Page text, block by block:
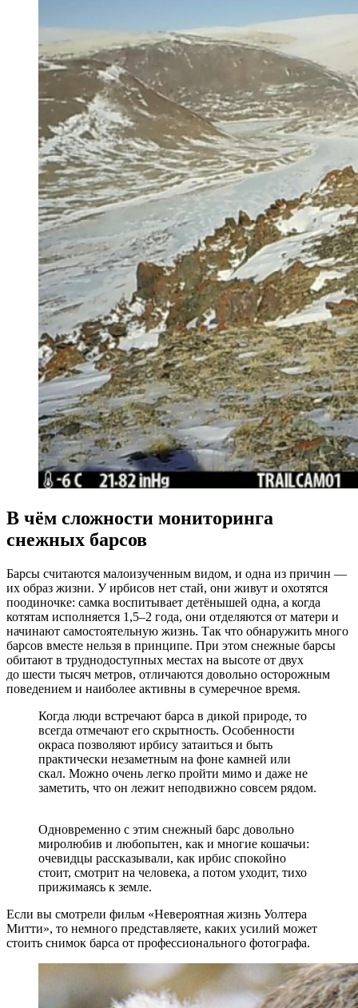
В чём сложности мониторинга
снежных барсов
Барсы считаются малоизученным видом, и одна из причин —
их образ жизни. У ирбисов нет стай, они живут и охотятся
поодиночке: самка воспитывает детёнышей одна, а когда
котятам исполняется 1,5–2 года, они отделяются от матери и
начинают самостоятельную жизнь. Так что обнаружить много
барсов вместе нельзя в принципе. При этом снежные барсы
обитают в труднодоступных местах на высоте от двух
до шести тысяч метров, отличаются довольно осторожным
поведением и наиболее активны в сумеречное время.
Когда люди встречают барса в дикой природе, то
всегда отмечают его скрытность. Особенности
окраса позволяют ирбису затаиться и быть
практически незаметным на фоне камней или
скал. Можно очень легко пройти мимо и даже не
заметить, что он лежит неподвижно совсем рядом.
Одновременно с этим снежный барс довольно
миролюбив и любопытен, как и многие кошачьи:
очевидцы рассказывали, как ирбис спокойно
стоит, смотрит на человека, а потом уходит, тихо
прижимаясь к земле.
Если вы смотрели фильм «Невероятная жизнь Уолтера
Митти», то немного представляете, каких усилий может
стоить снимок барса от профессионального фотографа.